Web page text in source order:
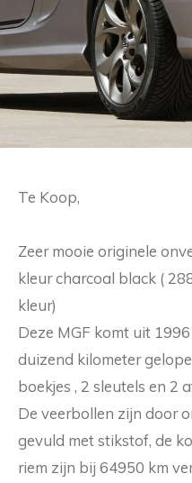
Te Koop,
Zeer mooie originele
kleur charcoal black (
kleur)
Deze MGF komt uit
duizend kilometer
boekjes , 2 sleutels en 2
De veerbollen zijn door
gevuld met stikstof, de
riem zijn bij 64950 km